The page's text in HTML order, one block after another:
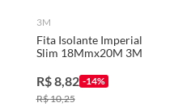
3M
Fita Isolante Imperial
Slim 18Mmx20M 3M
R$8,82 -14%
R$10,25